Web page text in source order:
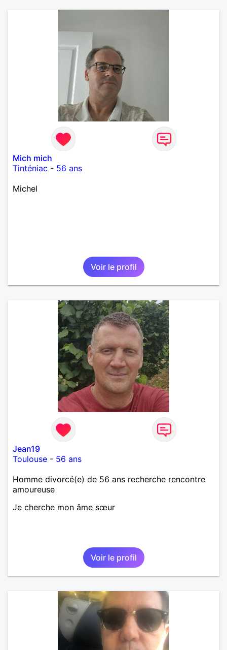
Mich mich
Tinténiac - 56 ans
Michel
Voir le profil
Jean19
Toulouse - 56 ans
Homme divorcé(e) de 56 ans recherche rencontre
amoureuse
Je cherche mon âme sœur
Voir le profil